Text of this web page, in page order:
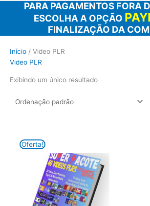
PARA PAGAMENTOS FORA
ESCOLHA A OPÇÃO
FINALIZAÇÃO DA
Início / Video PLR
Video PLR
Exibindo um único resultado
Oferta!